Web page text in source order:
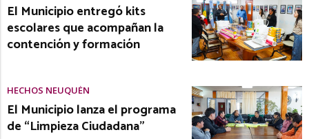
El Municipio entregó kits
escolares que acompañan la
contención y formación
HECHOS NEUQUÉN
El Municipio lanza el programa
de “Limpieza Ciudadana”